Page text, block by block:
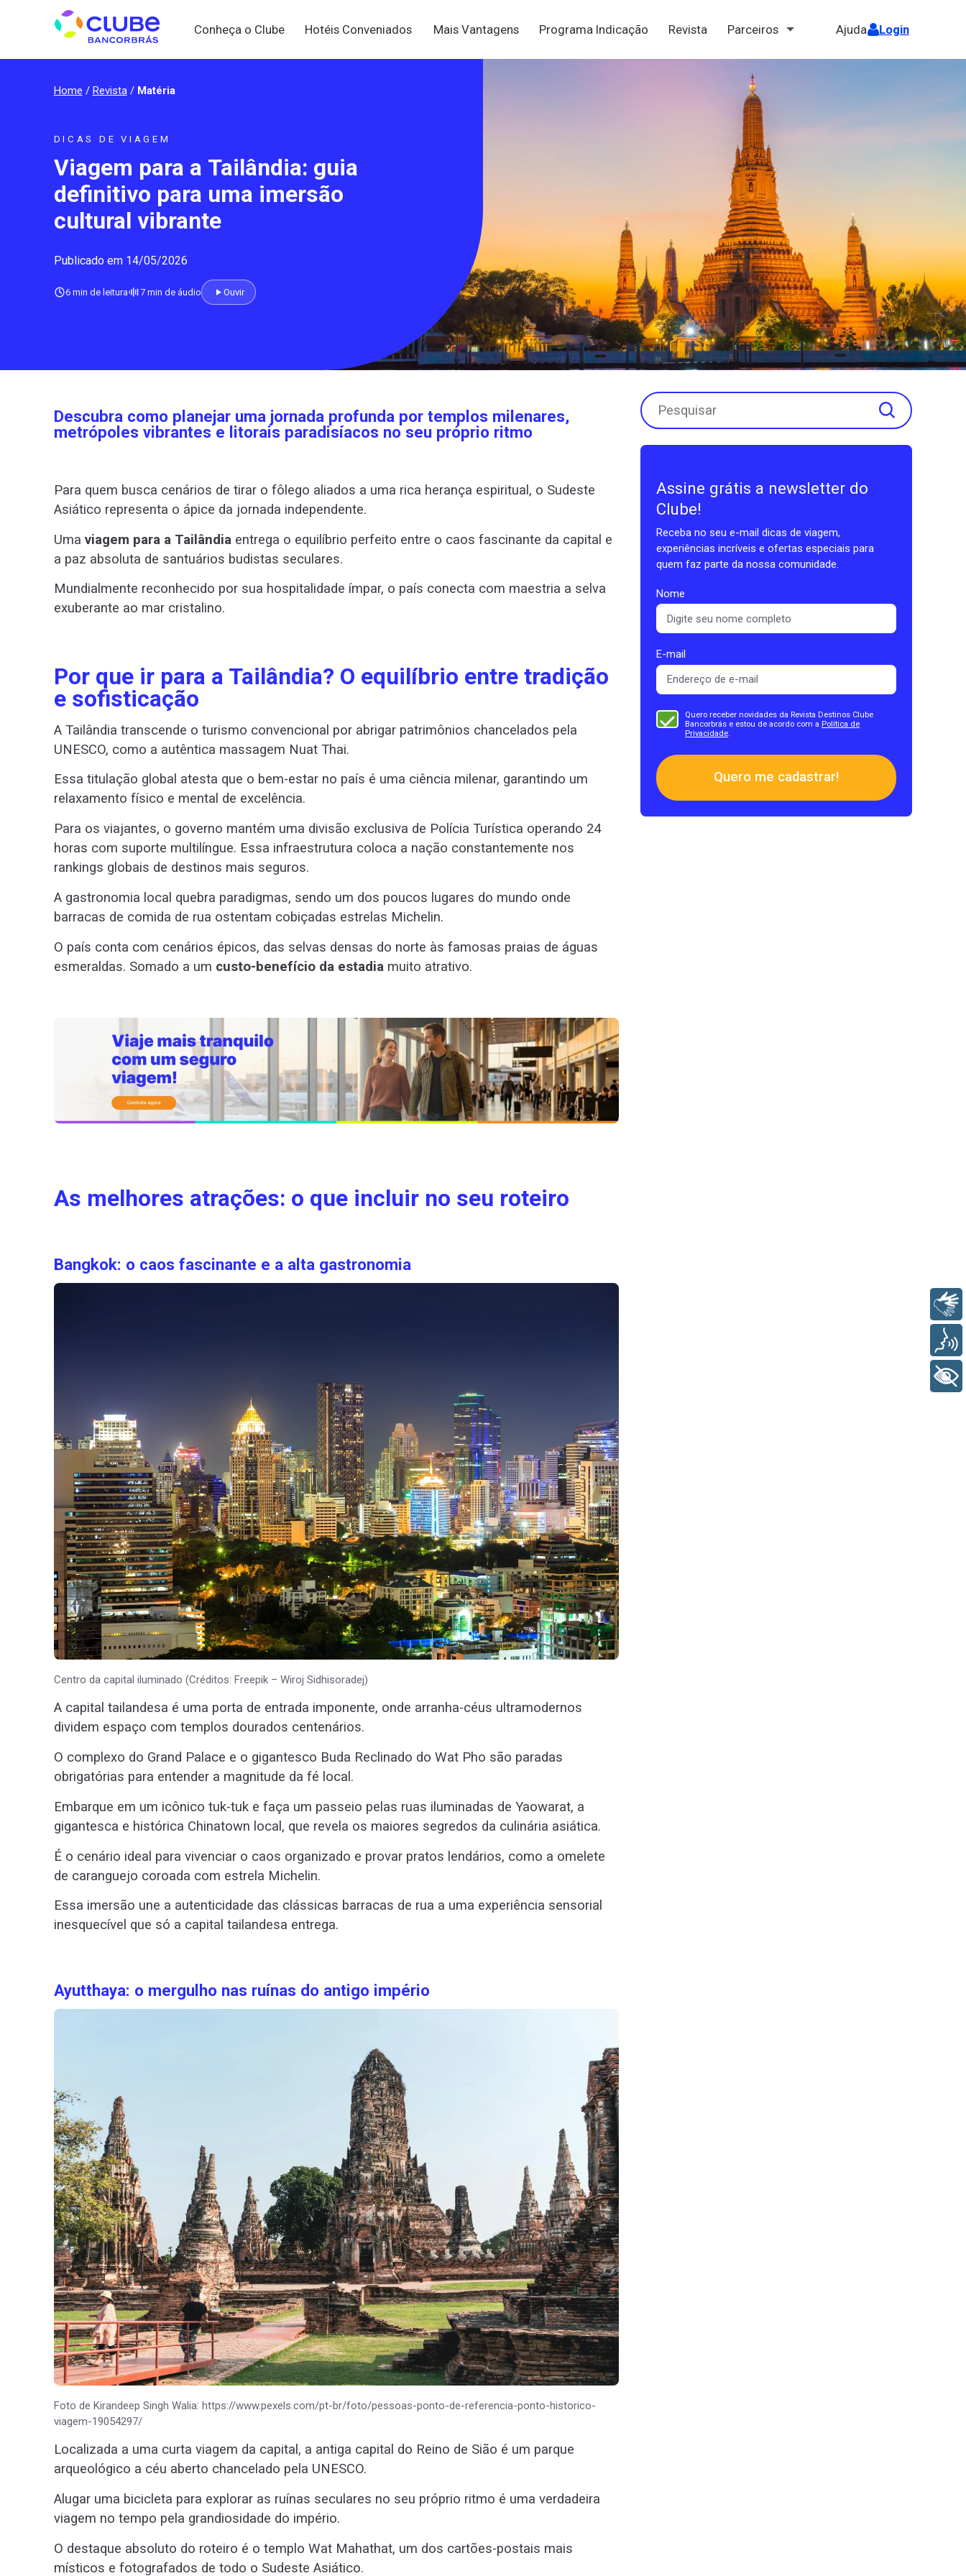
Conheça o Clube Hotéis Conveniados Mais Vantagens Programa Indicação Revista Parceiros Ajuda Login
Home / Revista/ Matéria
DICAS DE VIAGEM
Viagem para a Tailândia: guia
definitivo para uma imersão
cultural vibrante
Publicado em 14/05/2026
6 min de leitura 7 min de áudio Ouvir
Descubra como planejar uma jornada profunda por templos milenares,
metrópoles vibrantes e litorais paradisíacos no seu próprio ritmo
Para quem busca cenários de tirar o fôlego aliados a uma rica herança espiritual, o Sudeste
Asiático representa o ápice da jornada independente.
Uma viagem para a Tailândiaentrega o equilíbrio perfeito entre o caos fascinante da capital e
a paz absoluta de santuários budistas seculares.
Mundialmente reconhecido por sua hospitalidade ímpar, o país conecta com maestria a selva
exuberante ao mar cristalino.
Por que ir para a Tailândia? O equilíbrio entre tradição
e sofisticação
A Tailândia transcende o turismo convencional por abrigar patrimônios chancelados pela
UNESCO, como a autêntica massagem Nuat Thai.
Essa titulação global atesta que o bem-estar no país é uma ciência milenar, garantindo um
relaxamento físico e mental de excelência.
Para os viajantes, o governo mantém uma divisão exclusiva de Polícia Turística operando 24
horas com suporte multilíngue. Essa infraestrutura coloca a nação constantemente nos
rankings globais de destinos mais seguros.
A gastronomia local quebra paradigmas, sendo um dos poucos lugares do mundo onde
barracas de comida de rua ostentam cobiçadas estrelas Michelin.
O país conta com cenários épicos, das selvas densas do norte às famosas praias de águas
esmeraldas. Somado a um custo-benefício da estadia muito atrativo.
As melhores atrações: o que incluir no seu roteiro
Bangkok: o caos fascinante e a alta gastronomia
Centro da capital iluminado (Créditos: Freepik – Wiroj Sidhisoradej)
A capital tailandesa é uma porta de entrada imponente, onde arranha-céus ultramodernos
dividem espaço com templos dourados centenários.
O complexo do Grand Palace e o gigantesco Buda Reclinado do Wat Pho são paradas
obrigatórias para entender a magnitude da fé local.
Embarque em um icônico tuk-tuk e faça um passeio pelas ruas iluminadas de Yaowarat, a
gigantesca e histórica Chinatown local, que revela os maiores segredos da culinária asiática.
É o cenário ideal para vivenciar o caos organizado e provar pratos lendários, como a omelete
de caranguejo coroada com estrela Michelin.
Essa imersão une a autenticidade das clássicas barracas de rua a uma experiência sensorial
inesquecível que só a capital tailandesa entrega.
Ayutthaya: o mergulho nas ruínas do antigo império
Foto de Kirandeep Singh Walia: https://www.pexels.com/pt-br/foto/pessoas-ponto-de-referencia-ponto-historico-
viagem-19054297/
Localizada a uma curta viagem da capital, a antiga capital do Reino de Sião é um parque
arqueológico a céu aberto chancelado pela UNESCO.
Alugar uma bicicleta para explorar as ruínas seculares no seu próprio ritmo é uma verdadeira
viagem no tempo pela grandiosidade do império.
O destaque absoluto do roteiro é o templo Wat Mahathat, um dos cartões-postais mais
místicos e fotografados de todo o Sudeste Asiático.
Assine grátis a newsletter do
Clube!
Receba no seu e-mail dicas de viagem,
experiências incríveis e ofertas especiais para
quem faz parte da nossa comunidade.
Nome
E-mail
Quero receber novidades da Revista Destinos Clube
Bancorbrás e estou de acordo com a Política de
Privacidade.
Quero me cadastrar!